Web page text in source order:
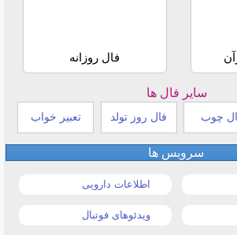
فال روزانه
سایر فال ها
چوب فال روز تولد تعبیر خواب
سرویس ها
اطلاعات دارویی
ویدئوهای فوتبال